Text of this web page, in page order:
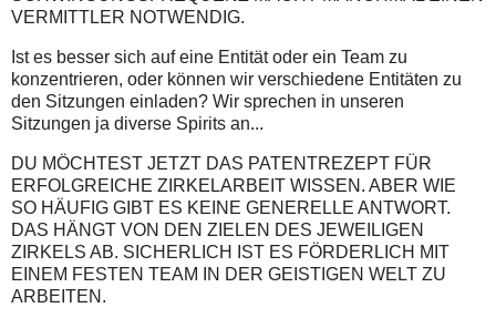
VERMITTLER NOTWENDIG.
Ist es besser sich auf eine Entität oder ein Team zu
konzentrieren, oder können wir verschiedene Entitäten zu
den Sitzungen einladen? Wir sprechen in unseren
Sitzungen ja diverse Spirits an...
DU MÖCHTEST JETZT DAS PATENTREZEPT FÜR
ERFOLGREICHE ZIRKELARBEIT WISSEN. ABER WIE
SO HÄUFIG GIBT ES KEINE GENERELLE ANTWORT.
DAS HÄNGT VON DEN ZIELEN DES JEWEILIGEN
ZIRKELS AB. SICHERLICH IST ES FÖRDERLICH MIT
EINEM FESTEN TEAM IN DER GEISTIGEN WELT ZU
ARBEITEN.